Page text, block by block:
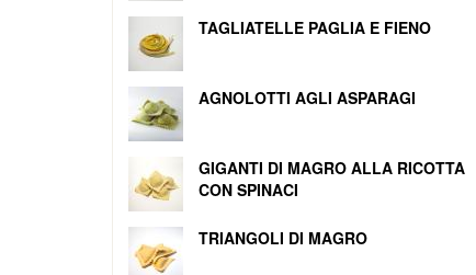
TAGLIATELLE PAGLIA E FIENO
AGNOLOTTI AGLI ASPARAGI
GIGANTI DI MAGRO ALLA RICOTTA
CON SPINACI
TRIANGOLI DI MAGRO